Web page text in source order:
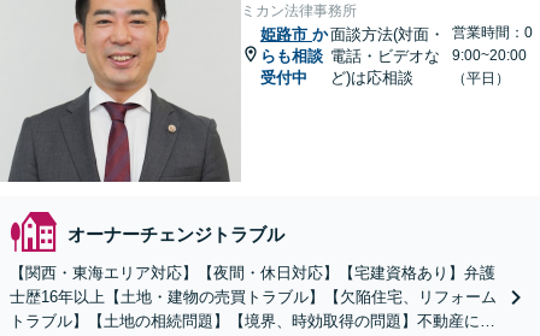
ミカン法律事務所
姫路市 か
らも相談
受付中
面談方法(対面・
電話・ビデオな
ど)は応相談
営業時間：0
9:00~20:00
（平日）
オーナーチェンジトラブル
【関西・東海エリア対応】【夜間・休日対応】【宅建資格あり】弁護
士歴16年以上【土地・建物の売買トラブル】【欠陥住宅、リフォーム
トラブル】【土地の相続問題】【境界、時効取得の問題】不動産に関